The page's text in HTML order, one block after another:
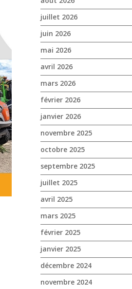
juillet 2026
juin 2026
mai 2026
avril 2026
mars 2026
février 2026
janvier 2026
novembre 2025
octobre 2025
septembre 2025
juillet 2025
avril 2025
mars 2025
février 2025
janvier 2025
décembre 2024
novembre 2024